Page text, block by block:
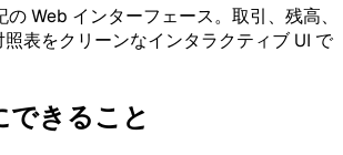
Web インターフェース。取引、残高、
表をクリーンなインタラクティブ UI で
きること